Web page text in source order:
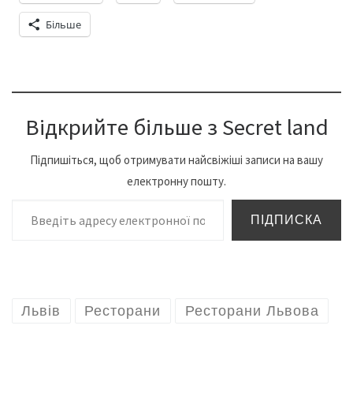
Більше
Відкрийте більше з Secret land
Підпишіться, щоб отримувати найсвіжіші записи на вашу
електронну пошту.
Введіть адресу електронної пошти…
ПІДПИСКА
Львів Ресторани Ресторани Львова